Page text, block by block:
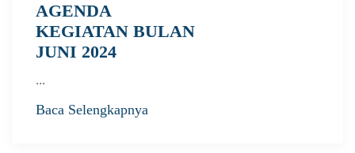
AGENDA
KEGIATAN BULAN
JUNI 2024
...
Baca Selengkapnya